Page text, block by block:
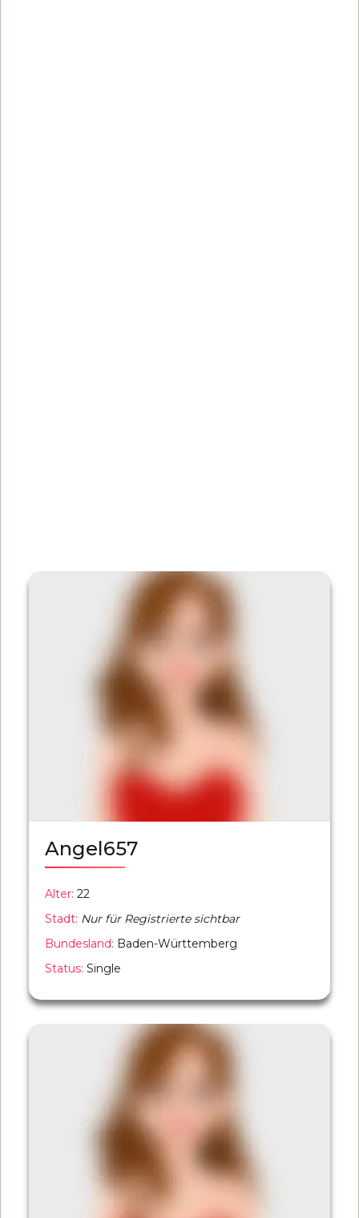
Angel657
Alter: 22
Stadt: Nur für Registrierte sichtbar
Bundesland: Baden-Württemberg
Status: Single